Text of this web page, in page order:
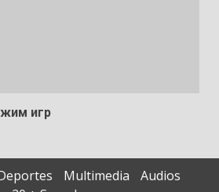
игр
Multimedia
Audios